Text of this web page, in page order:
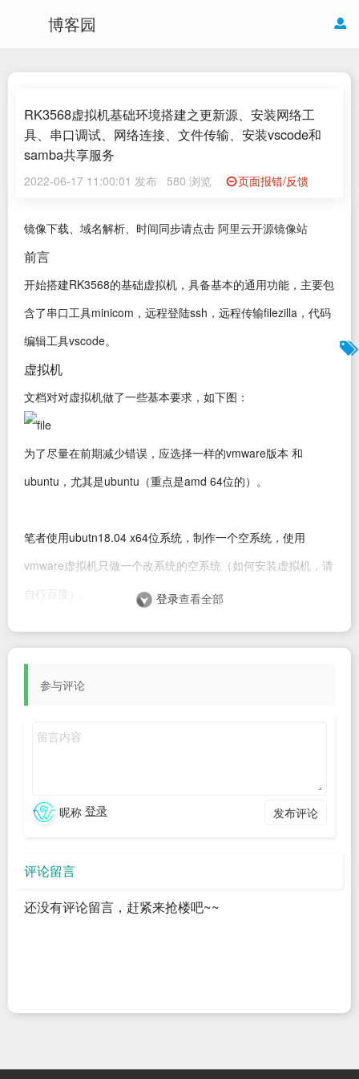
博客园
RK3568虚拟机基础环境搭建之更新源、安装网络工
具、串口调试、网络连接、文件传输、安装vscode和
samba共享服务
2022-06-17 11:00:01 发布 580 浏览 页面报错/反馈
镜像下载、域名解析、时间同步请点击 阿里云开源镜像站
前言
开始搭建RK3568的基础虚拟机，具备基本的通用功能，主要包
含了串口工具minicom，远程登陆ssh，远程传输filezilla，代码
编辑工具vscode。
虚拟机
文档对对虚拟机做了一些基本要求，如下图：
为了尽量在前期减少错误，应选择一样的vmware版本 和
ubuntu，尤其是ubuntu（重点是amd 64位的）。
笔者使用ubutn18.04 x64位系统，制作一个空系统，使用
vmware虚拟机只做一个改系统的空系统（如何安装虚拟机，请
自行百度）。
Ubuntu界面方式更新源
更换源
更换完成，如果弹出要更新，请点击取消（界面更新的东
西好像比较多）。
Ubuntu18没有ifconfig等一些工具，需要手动安装：
登录查看全部
参与评论
昵称 登录 发布评论
评论留言
还没有评论留言，赶紧来抢楼吧~~